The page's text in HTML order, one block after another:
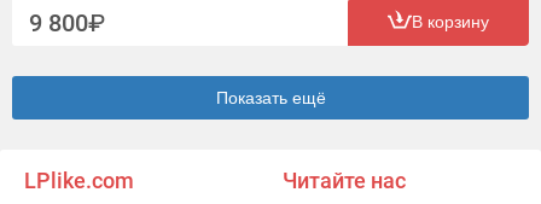
9 800 В корзину
Показать ещё
LPlike.com Читайте нас